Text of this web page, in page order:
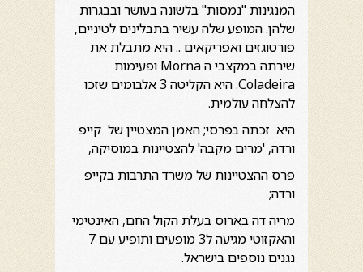
המנגינות "נמסות" בלשונה בעושר ובבגרות
שלהן. המופע שלה עשיר בתבלינים לטיניים,
פורטוגזים ואפריקאים .. היא מתבלת את
שירתה במקצבי ה Morna ופעימות
Coladeira. היא הקליטה 3 אלבומים שזכו
להצלחה עולמית.
היא זכתה בפרסי; האמן המצטיין של קייפ
ורדה, 'מרים מקבה' להצטיינות במוסיקה,
פרס ההצטיינות של משרד התרבות בקייפ
ורדה;
מריה דה בארוס בעלת הקול החם, האינטימי
והאקזוטי מגיעה ל3 מופעים ותופיע עם 7
נגנים נוספים בישראל.